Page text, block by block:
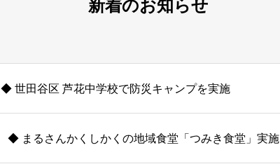
新着のお知らせ
◆ 世田谷区 芦花中学校で防災キャンプを実施
◆ まるさんかくしかくの地域食堂「つみき食堂」実施